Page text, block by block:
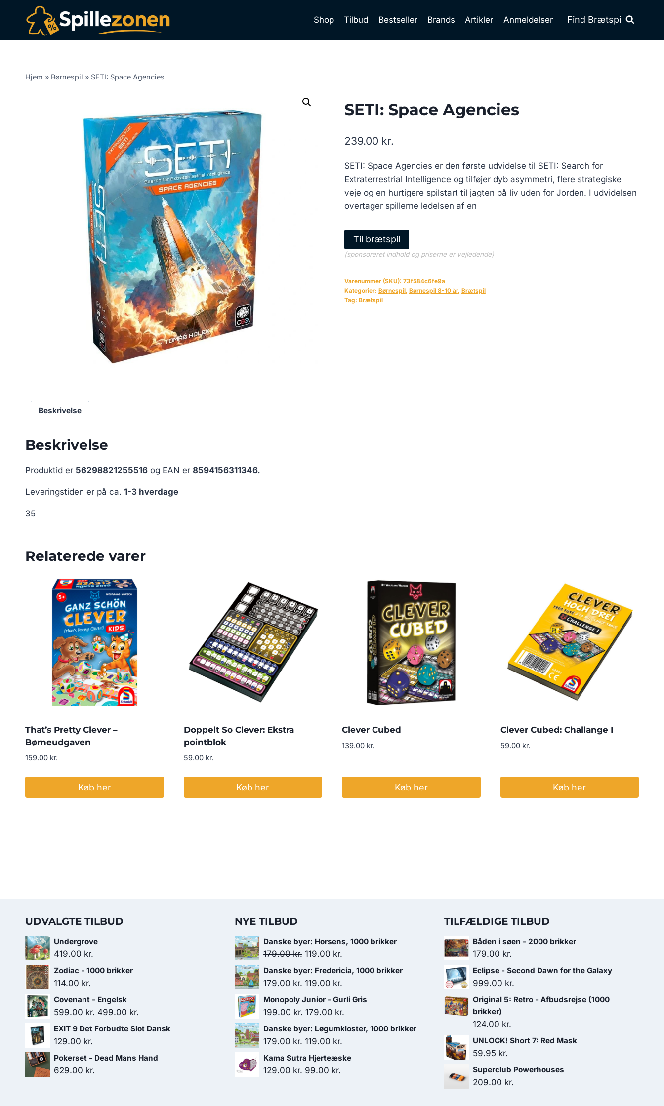
Shop Tilbud Bestseller Brands Artikler Anmeldelser Find Brætspil
Hjem » Børnespil » SETI: Space Agencies
SETI: Space Agencies
239.00 kr.
SETI: Space Agencies er den første udvidelse til SETI: Search for
Extraterrestrial Intelligence og tilføjer dyb asymmetri, flere strategiske
veje og en hurtigere spilstart til jagten på liv uden for Jorden. I udvidelsen
overtager spillerne ledelsen af en
Til brætspil
(sponsoreret indhold og priserne er vejledende)
Varenummer (SKU): 73f584c6fe9a
Kategorier: Børnespil, Børnespil 8-10 år, Brætspil
Tag: Brætspil
Beskrivelse
Beskrivelse
Produktid er 56298821255516 og EAN er 8594156311346.
Leveringstiden er på ca. 1-3 hverdage
35
Relaterede varer
That’s Pretty Clever –
Børneudgaven
159.00 kr.
Køb her
Doppelt So Clever: Ekstra
pointblok
59.00 kr.
Køb her
Clever Cubed
139.00 kr.
Køb her
Clever Cubed: Challange I
59.00 kr.
Køb her
UDVALGTE TILBUD
Undergrove
419.00 kr.
Zodiac - 1000 brikker
114.00 kr.
Covenant - Engelsk
599.00kr. Den
oprindelige
499.00 kr.
aktuelle
EXIT 9 Det Forbudte Slot Dansk
129.00 kr.
Pokerset - Dead Mans Hand
629.00 kr.
NYE TILBUD
Danske byer: Horsens, 1000 brikker
179.00kr. Den
oprindelige
pris
179.00 kr..
119.00 kr.
aktuelle
Danske byer: Fredericia, 1000 brikker
179.00kr. Den
oprindelige
pris
179.00 kr..
119.00 kr.
aktuelle
pris
119.00 kr..
Monopoly Junior - Gurli Gris
199.00kr. Den
oprindelige
pris
199.00 kr..
179.00 kr.
aktuelle
Danske byer: Løgumkloster, 1000 brikker
179.00kr. Den
oprindelige
pris
119.00 kr.
aktuelle
Kama Sutra Hjerteæske
129.00kr. Den
99.00 kr.
TILFÆLDIGE TILBUD
Båden i søen - 2000 brikker
179.00 kr.
Eclipse - Second Dawn for the Galaxy
999.00 kr.
Original 5: Retro - Afbudsrejse (1000
brikker)
124.00 kr.
UNLOCK! Short 7: Red Mask
59.95 kr.
Superclub Powerhouses
209.00 kr.